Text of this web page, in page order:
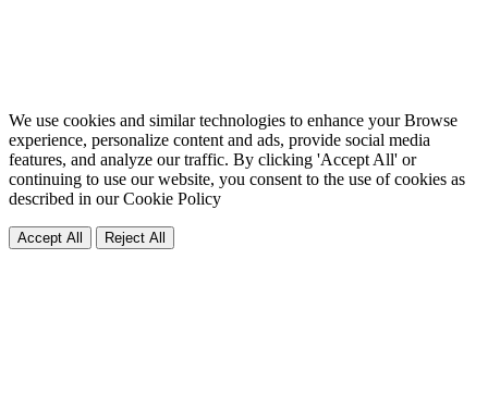
We use cookies and similar technologies to enhance your Browse
experience, personalize content and ads, provide social media
features, and analyze our traffic. By clicking 'Accept All' or
continuing to use our website, you consent to the use of cookies as
described in ourCookie Policy
Accept All Reject All